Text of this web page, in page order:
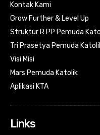
Kontak Kami
Grow Further & Level Up
Struktur R PP Pemuda
Tri Prasetya Pemuda
Visi Misi
Mars Pemuda Katolik
Aplikasi KTA
Links